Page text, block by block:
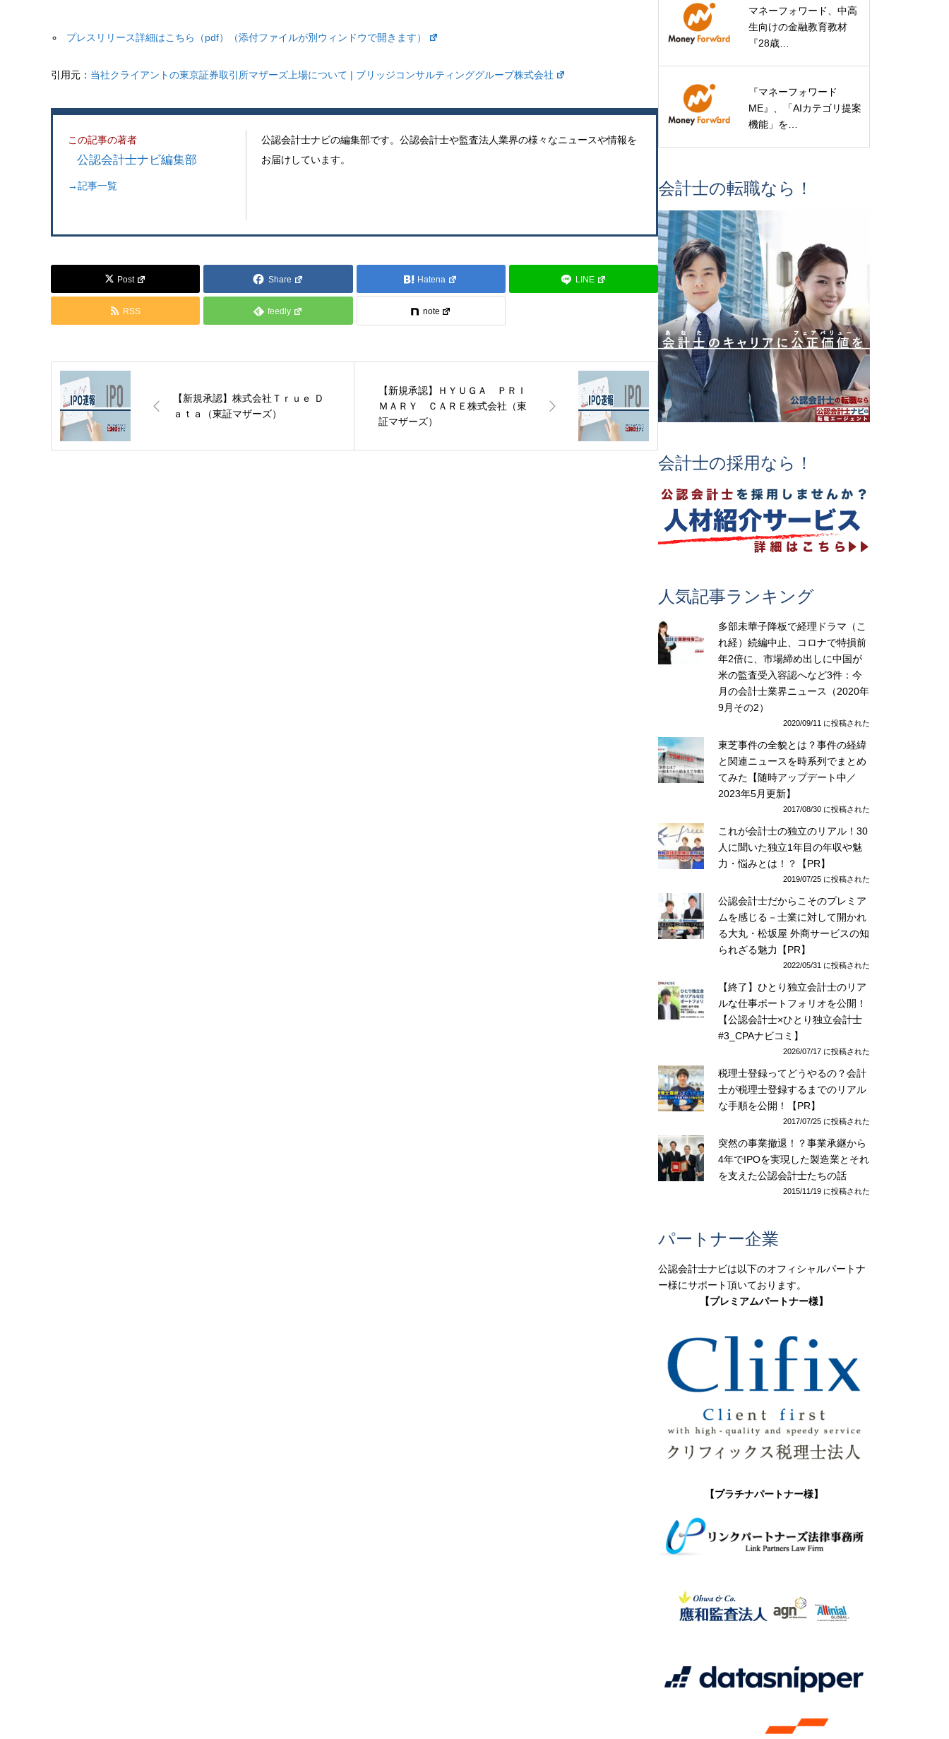
プレスリリース詳細はこちら（pdf）（添付ファイルが別ウィンドウで開きます）
引用元： 当社クライアントの東京証券取引所マザーズ上場について | ブリッジコンサルティンググループ株式会社
この記事の著者
公認会計士ナビ編集部
→記事一覧
公認会計士ナビの編集部です。公認会計士や監査法人業界の様々なニュースや情報を
お届けしています。
Post Share Hatena LINE
RSS feedly note
【新規承認】株式会社Ｔｒｕｅ Ｄ
ａｔａ（東証マザーズ）
【新規承認】ＨＹＵＧＡ ＰＲＩ
ＭＡＲＹ ＣＡＲＥ株式会社（東
証マザーズ）
マネーフォワード、中高
生向けの金融教育教材
『28歳…
『マネーフォワード
ME』、「AIカテゴリ提案
機能」を…
会計士の転職なら！
会計士の採用なら！
人気記事ランキング
多部未華子降板で経理ドラマ（こ
れ経）続編中止、コロナで特損前
年2倍に、市場締め出しに中国が
米の監査受入容認へなど3件：今
月の会計士業界ニュース（2020年
9月その2）
2020/09/11 に投稿された
東芝事件の全貌とは？事件の経緯
と関連ニュースを時系列でまとめ
てみた【随時アップデート中／
2023年5月更新】
2017/08/30 に投稿された
これが会計士の独立のリアル！30
人に聞いた独立1年目の年収や魅
力・悩みとは！？【PR】
2019/07/25 に投稿された
公認会計士だからこそのプレミア
ムを感じる－士業に対して開かれ
る大丸・松坂屋 外商サービスの知
られざる魅力【PR】
2022/05/31 に投稿された
【終了】ひとり独立会計士のリア
ルな仕事ポートフォリオを公開！
【公認会計士×ひとり独立会計士
#3_CPAナビコミ】
2026/07/17 に投稿された
税理士登録ってどうやるの？会計
士が税理士登録するまでのリアル
な手順を公開！【PR】
2017/07/25 に投稿された
突然の事業撤退！？事業承継から
4年でIPOを実現した製造業とそれ
を支えた公認会計士たちの話
2015/11/19 に投稿された
パートナー企業
公認会計士ナビは以下のオフィシャルパートナ
ー様にサポート頂いております。
【プレミアムパートナー様】
【プラチナパートナー様】